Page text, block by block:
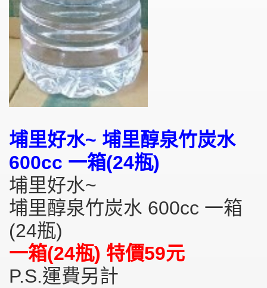
埔里好水~ 埔里醇泉竹炭水
600cc 一箱(24瓶)
️埔里好水~
埔里醇泉竹炭水 600cc 一箱
(24瓶)
一箱(24瓶) 特價59元
P.S.運費另計